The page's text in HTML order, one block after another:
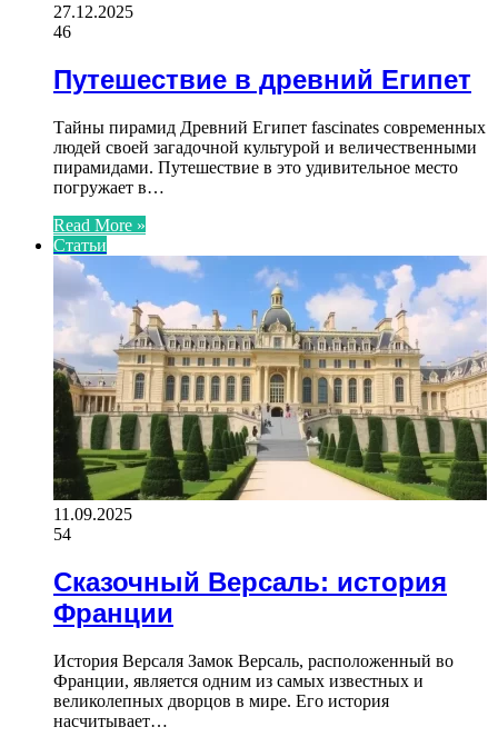
27.12.2025
46
Путешествие в древний Египет
Тайны пирамид Древний Египет fascinates современных
людей своей загадочной культурой и величественными
пирамидами. Путешествие в это удивительное место
погружает в…
Read More »
Статьи
11.09.2025
54
Сказочный Версаль: история
Франции
История Версаля Замок Версаль, расположенный во
Франции, является одним из самых известных и
великолепных дворцов в мире. Его история
насчитывает…